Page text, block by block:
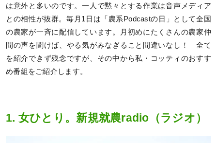
は意外と多いのです。一人で黙々とする作業は音声メディア
との相性が抜群。毎月1日は「農系Podcastの日」として全国
の農家が一斉に配信しています。月初めにたくさんの農家仲
間の声を聞けば、やる気がみなぎること間違いなし！ 全て
を紹介できず残念ですが、その中から私・コッティのおすす
め番組をご紹介します。
1. 女ひとり。新規就農radio（ラジオ）